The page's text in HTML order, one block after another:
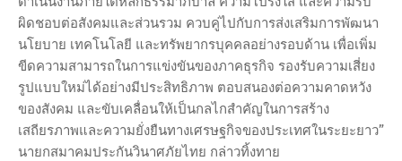
ผิดชอบต่อสังคมและส่วนรวม ควบคู่ไปกับการส่งเสริมการพัฒนา
นโยบาย เทคโนโลยี และทรัพยากรบุคคลอย่างรอบด้าน เพื่อเพิ่ม
ขีดความสามารถในการแข่งขันของภาคธุรกิจ รองรับความเสี่ยง
รูปแบบใหม่ได้อย่างมีประสิทธิภาพ ตอบสนองต่อความคาดหวัง
ของสังคม และขับเคลื่อนให้เป็นกลไกสำคัญในการสร้าง
เสถียรภาพและความยั่งยืนทางเศรษฐกิจของประเทศในระยะยาว”
นายกสมาคมประกันวินาศภัยไทย กล่าวทิ้งทาย